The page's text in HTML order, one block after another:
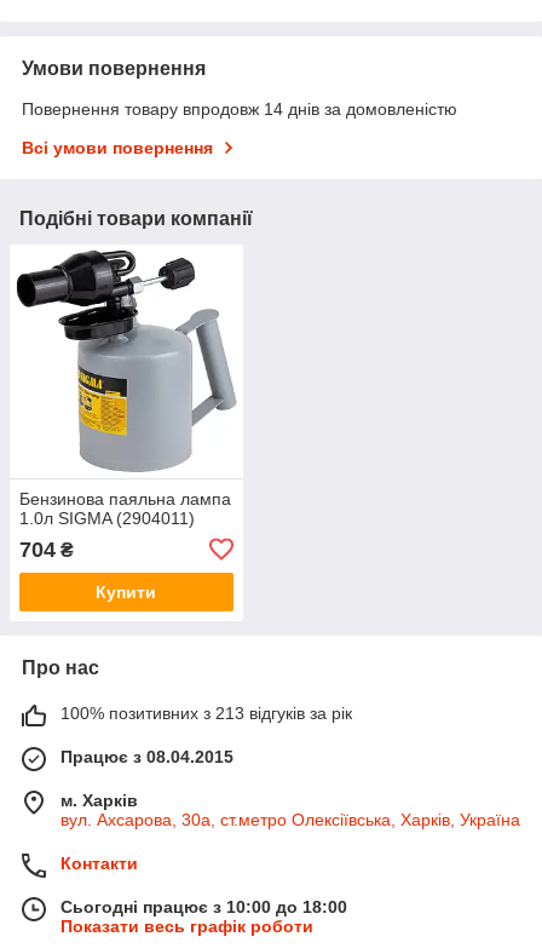
Умови повернення
Повернення товару впродовж 14 днів за домовленістю
Всі умови повернення
Подібні товари компанії
Бензинова паяльна лампа
1.0л SIGMA (2904011)
704 ₴
Купити
Про нас
100% позитивних з 213 відгуків за рік
Працює з 08.04.2015
м. Харків
вул. Ахсарова, 30а, ст.метро Олексіївська, Харків, Україна
Контакти
Сьогодні працює з 10:00 до 18:00
Показати весь графік роботи